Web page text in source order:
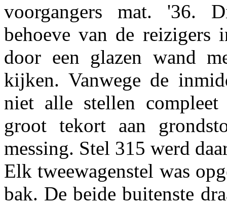
voorgangers mat. '36.
behoeve van de
door een glazen wand
kijken. Vanwege de
niet alle stellen
groot tekort aan
messing. Stel 315 werd
Elk tweewagenstel was
bak. De beide buitenste